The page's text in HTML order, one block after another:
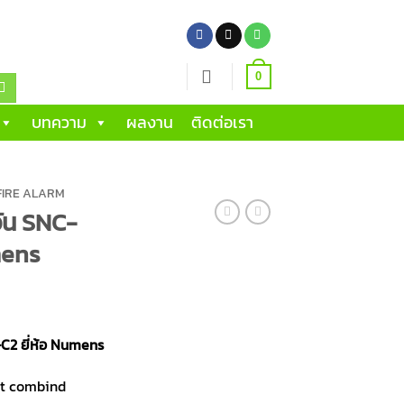
0
บทความ ผลงาน ติดต่อเรา
ALARM
SNC-
ยี่ห้อ Numens
combind